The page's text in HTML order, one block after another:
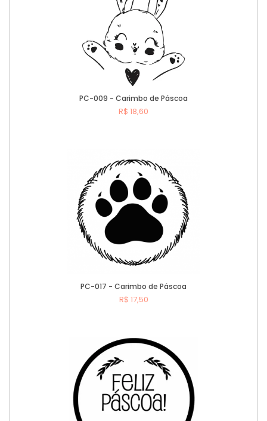
PC-009 - Carimbo de Páscoa
R$ 18,60
PC-017 - Carimbo de Páscoa
R$ 17,50